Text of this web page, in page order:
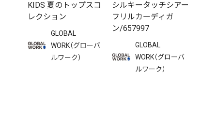
KIDS 夏のトップスコ
レクション
GLOBAL
WORK（グローバ
ルワーク）
シルキータッチシアー
フリルカーディガ
ン/657997
GLOBAL
WORK（グローバ
ルワーク）